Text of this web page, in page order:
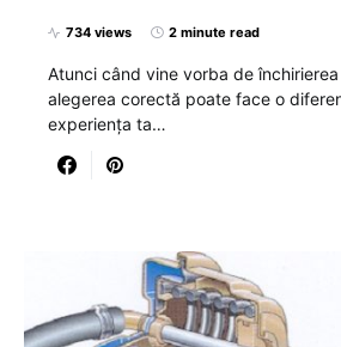
734 views 2 minute read
Atunci când vine vorba de închirierea
alegerea corectă poate face o
experiența ta…